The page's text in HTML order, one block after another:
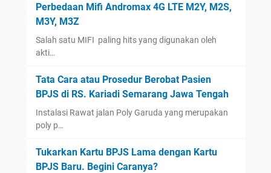
January(13)
December
August(1)
(3)
June(1)
April(1)
Perbedaan Mifi Andromax 4G LTE M2Y, M2S,
M3Y, M3Z
Salah satu MIFI paling hits yang digunakan oleh
akti…
Tata Cara atau Prosedur Berobat Pasien
BPJS di RS. Kariadi Semarang Jawa Tengah
Instalasi Rawat jalan Poly Garuda yang merupakan
poly p…
Tukarkan Kartu BPJS Lama dengan Kartu
BPJS Baru. Begini Caranya?